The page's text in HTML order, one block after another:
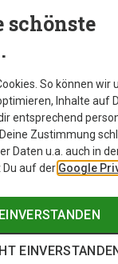
schönste
So können wir
Inhalte auf
entsprechend
Zustimmung
Daten u.a. auch in
Du auf der Google
EINVERSTANDEN